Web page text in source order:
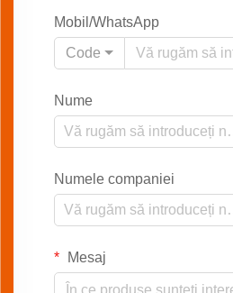
Mobil/WhatsApp
Code
Nume
Numele companiei
Mesaj